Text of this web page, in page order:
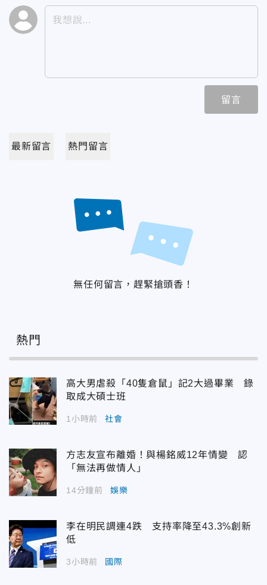
留言
最新留言 熱門留言
無任何留言，趕緊搶頭香！
熱門
高大男虐殺「40隻倉鼠」記2大過畢業 錄
取成大碩士班
1小時前 社會
方志友宣布離婚！與楊銘威12年情變 認
「無法再做情人」
14分鐘前 娛樂
李在明民調連4跌 支持率降至43.3%創新
低
3小時前 國際